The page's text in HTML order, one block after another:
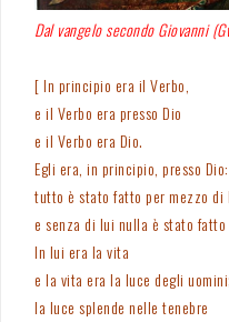
Dal vangelo secondo Giovanni
[ In principio era il Verbo,
e il Verbo era presso Dio
e il Verbo era Dio.
Egli era, in principio, presso Dio:
tutto è stato fatto per mezzo di
e senza di lui nulla è stato
In lui era la vita
e la vita era la luce degli uomini;
la luce splende nelle tenebre